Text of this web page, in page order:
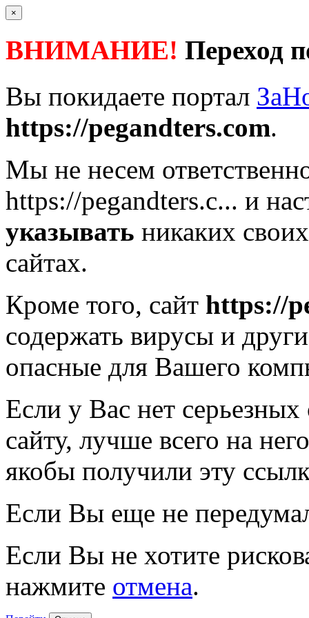
×
ВНИМАНИЕ! Переход
Вы покидаете портал
https://pegandters.com.
Мы не несем
https://pegandters.c... и
указывать никаких
сайтах.
Кроме того, сайт https://
содержать вирусы и
опасные для Вашего
Если у Вас нет
сайту, лучше всего на
якобы получили эту
Если Вы еще не
Если Вы не хотите
нажмите отмена.